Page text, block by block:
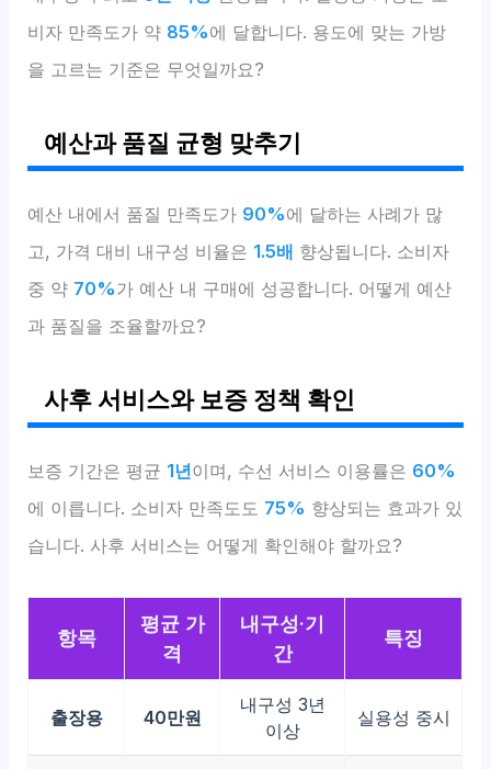
비자 만족도가 약 85%에 달합니다. 용도에 맞는 가방
을 고르는 기준은 무엇일까요?
예산과 품질 균형 맞추기
예산 내에서 품질 만족도가 90%에 달하는 사례가 많
고, 가격 대비 내구성 비율은 1.5배 향상됩니다. 소비자
중 약 70%가 예산 내 구매에 성공합니다. 어떻게 예산
과 품질을 조율할까요?
사후 서비스와 보증 정책 확인
보증 기간은 평균 1년이며, 수선 서비스 이용률은 60%
에 이릅니다. 소비자 만족도도 75% 향상되는 효과가 있
습니다. 사후 서비스는 어떻게 확인해야 할까요?
항목
평균 가
격
내구성·기
간
특징
출장용 40만원
내구성 3년
이상
실용성 중시